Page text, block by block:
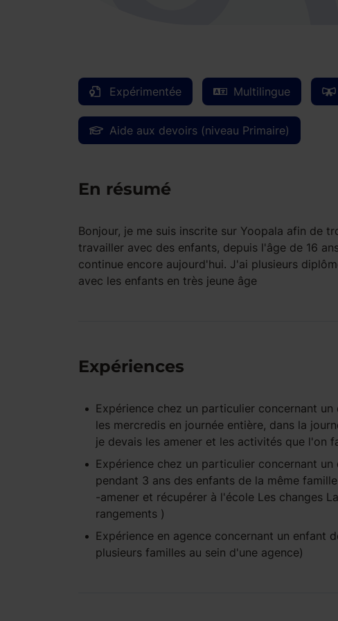
Expérimentée Multilingue
Aide aux devoirs (niveau Primaire)
En résumé
Bonjour, je me suis inscrite sur Yoopala afin de
travailler avec des enfants, depuis l'âge de 16
continue encore aujourd'hui. J'ai plusieurs
avec les enfants en très jeune âge
Expériences
Expérience chez un particulierconcernant un
les mercredis en journée entière, dans la
je devais les amener et les activités que l'on
Expérience chez un particulierconcernant un
pendant 3 ans des enfants de la même
-amener et récupérer à l'école Les changes
rangements )
Expérience en agenceconcernant un enfant
plusieurs familles au sein d'une agence)